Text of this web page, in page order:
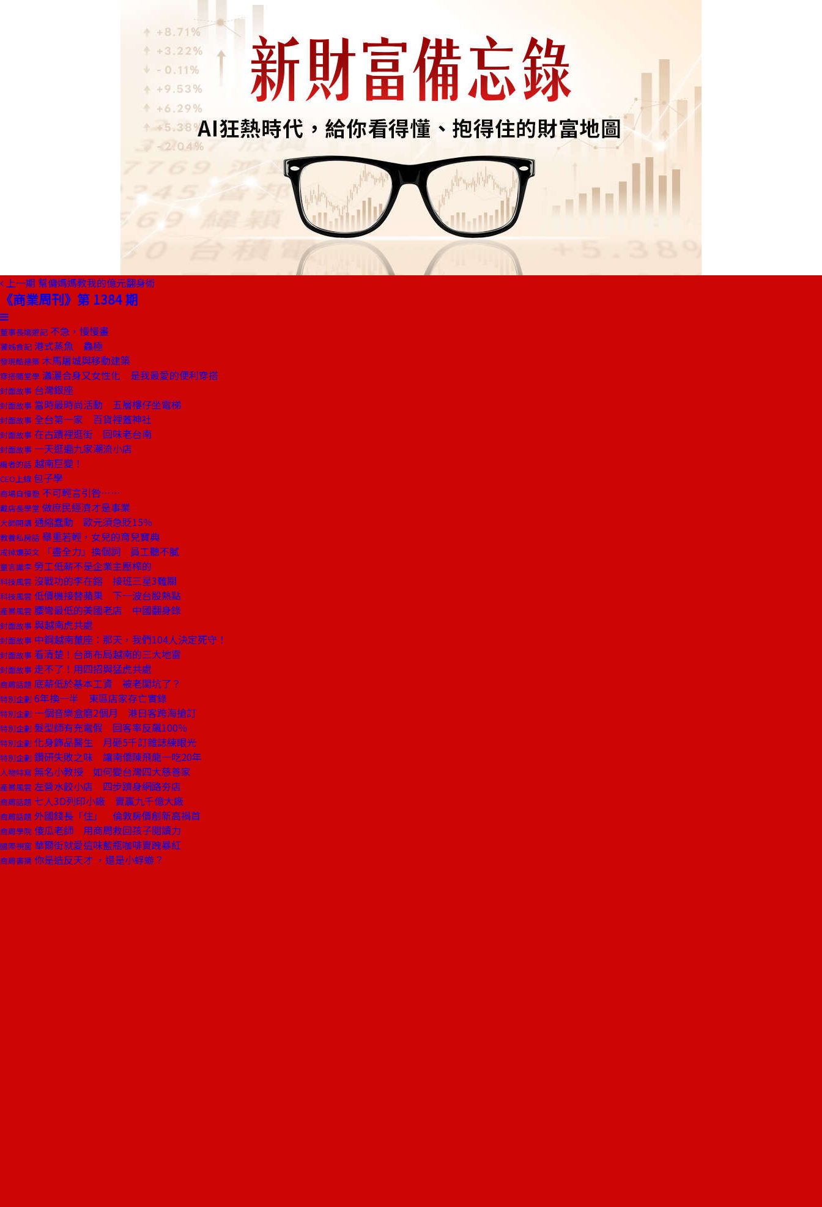
上一期 幫傭媽媽教我的億元翻身術
《商業周刊》第 1384 期
董事長嬉遊記 不急，慢慢畫
饕姊食記 港式蒸魚 鱻極
發現酷建築 木馬屠城與移動建築
穿搭隨堂學 瀟灑合身又女性化 是我最愛的便利穿搭
封面故事 台灣銀座
封面故事 當時最時尚活動 五層樓仔坐電梯
封面故事 全台第一家 百貨裡蓋神社
封面故事 在古蹟裡逛街 回味老台南
封面故事 一天逛遍九家潮流小店
編者的話 越南巨變！
CEO上線 包子學
商場自慢塾 不可輕言引咎……
戴店長學堂 做庶民經濟才是事業
大師開講 通縮蠢動 歐元須急貶15％
教養私房話 舉重若輕，女兒的育兒寶典
戒掉爛英文 「盡全力」換個詞 員工聽不膩
童言識李 勞工低薪不是企業主壓榨的
科技風雲 沒戰功的李在鎔 接班三星3難關
科技風雲 低價機接替蘋果 下一波台股熱點
產業風雲 腰彎最低的美國老店 中國翻身錄
封面故事 與越南虎共處
封面故事 中鋼越南董座：那天，我們104人決定死守！
封面故事 看清楚！台商布局越南的三大地雷
封面故事 走不了！用四招與猛虎共處
商周話題 底薪低於基本工資 被老闆坑了？
特別企劃 6年換一半 東區店家存亡實錄
特別企劃 一個音樂盒磨2個月 港日客跨海搶訂
特別企劃 髮型師有充電假 回客率反飆100％
特別企劃 化身飾品醫生 月砸5千訂雜誌練眼光
特別企劃 鑽研失敗之味 讓南僑陳飛龍一吃20年
人物特寫 無名小教授 如何變台灣四大慈善家
產業風雲 左營水餃小店 四步躋身網路夯店
商周話題 七人3D列印小廠 賣贏九千億大廠
商周話題 外國錢長「住」 倫敦房價創新高禍首
商周學院 傻瓜老師 用商周救回孩子閱讀力
國際視窗 華爾街就愛這味藍瓶咖啡賣跩暴紅
商周書摘 你是造反天才 ，還是小蜉蝣？